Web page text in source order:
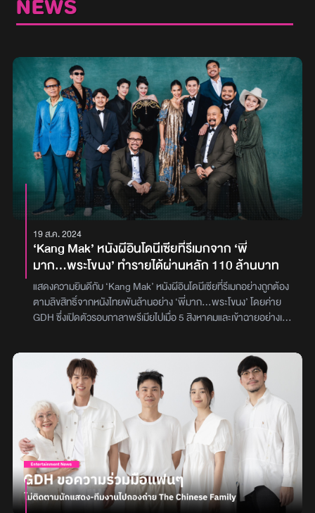
NEWS
19 ส.ค. 2024
‘Kang Mak’ หนังผีอินโดนีเซียที่รีเมกจาก ‘พี่
มาก...พระโขนง’ ทำรายได้ผ่านหลัก 110 ล้านบาท
แสดงความยินดีกับ ‘Kang Mak’ หนังผีอินโดนีเซียที่รีเมกอย่างถูกต้อง
ตามลิขสิทธิ์จากหนังไทยพันล้านอย่าง ‘พี่มาก...พระโขนง’ โดยค่าย
GDH ซึ่งเปิดตัวรอบกาลาพรีเมียไปเมื่อ 5 สิงหาคมและเข้าฉายอย่างเป็น
สามารถทำเงินไปได้สูงถึง 110 ล้านบาท พร้อมกับยอดจำหน่ายตั๋วไป
กว่า 1.23 ล้านที่นั่งสำหรับ ‘Kang Mak’ กำกับโดย เฮอร์วิน โนว์ยันโต
(Herwin Novianto) ผู้กำกับยอดเยี่ยมของเทศกาลหนังอินโดนีเซีย
นำแสดงโดย วีโน จี. บาสเตียน (Vino G Bastian) กับ มาร์ช่า ทิโมธี
(Marsha Timothy) ได้รับคำชื่นชมอย่างถล่มทลายจากคอหนัง
อินโดนีเซีย โดยคำวิจารณ์ต่างบอกว่าเป็นการปรับเอกลักษณ์ของหนัง
ต้นฉบับ ให้ออกมาสนุกเข้ากับบริบทความเป็นอินโดนีเซียได้อย่างลงตัว
พาร์ตความน่ากลัวก็ทำได้อย่างยอดเยี่ยม อีกทั้งยังสามารถสร้างเสียง
หัวเราะให้กับผู้ชมได้ในจังหวะที่เหมาะสม จนผู้ชมยกให้เป็น ‘หนังตลก
สยองขวัญที่ดีที่สุดอีกเรื่อง’ ของวงการภาพยนตร์อินโดนีเซียภาพ :
GDH